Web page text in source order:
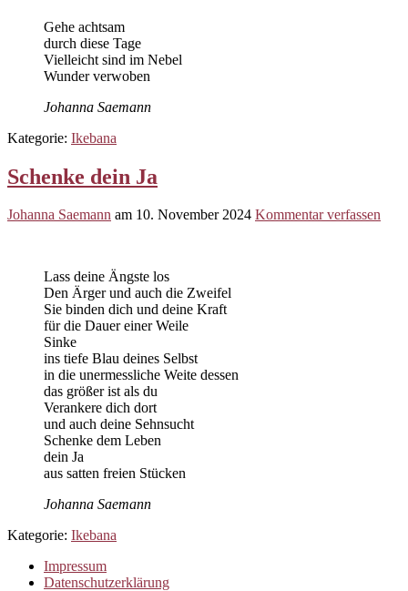
Gehe achtsam
durch diese Tage
Vielleicht sind im Nebel
Wunder verwoben
Johanna Saemann
Kategorie: Ikebana
Schenke dein Ja
Johanna Saemann am 10. November 2024 Kommentar verfassen
Lass deine Ängste los
Den Ärger und auch die Zweifel
Sie binden dich und deine Kraft
für die Dauer einer Weile
Sinke
ins tiefe Blau deines Selbst
in die unermessliche Weite dessen
das größer ist als du
Verankere dich dort
und auch deine Sehnsucht
Schenke dem Leben
dein Ja
aus satten freien Stücken
Johanna Saemann
Kategorie: Ikebana
Impressum
Datenschutzerklärung